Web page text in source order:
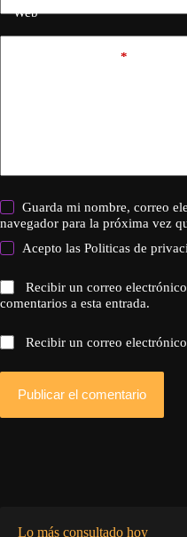
Web
*
Guarda mi nombre, correo
navegador para la próxima vez
Acepto lasPoliticas de
Recibir un correo
comentarios a esta entrada.
Recibir un correo
Publicar el comentario
Lo más consultado hoy